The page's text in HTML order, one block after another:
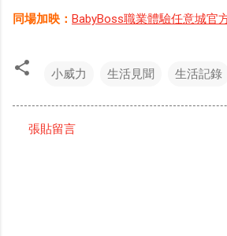
同場加映： BabyBoss職業體驗任意城官
小威力 生活見聞 生活記錄
張貼留言